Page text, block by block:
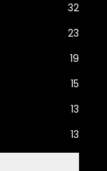
32
23
19
15
13
13